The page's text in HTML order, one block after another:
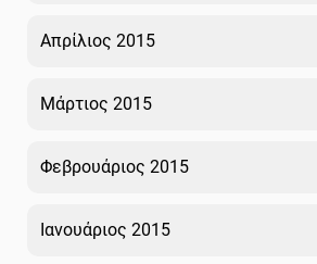
Απρίλιος 2015
Μάρτιος 2015
Φεβρουάριος 2015
Ιανουάριος 2015